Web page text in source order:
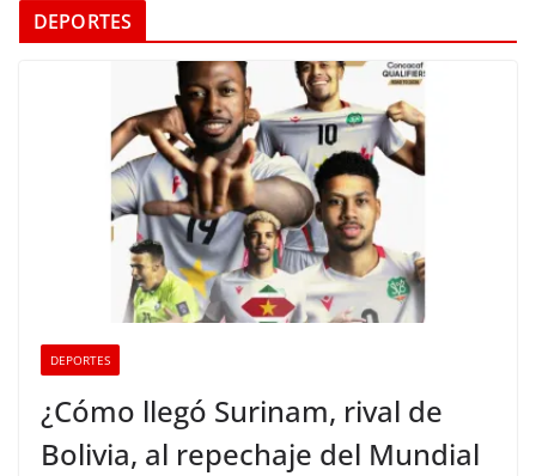
DEPORTES
DEPORTES
¿Cómo llegó Surinam, rival de
Bolivia, al repechaje del Mundial